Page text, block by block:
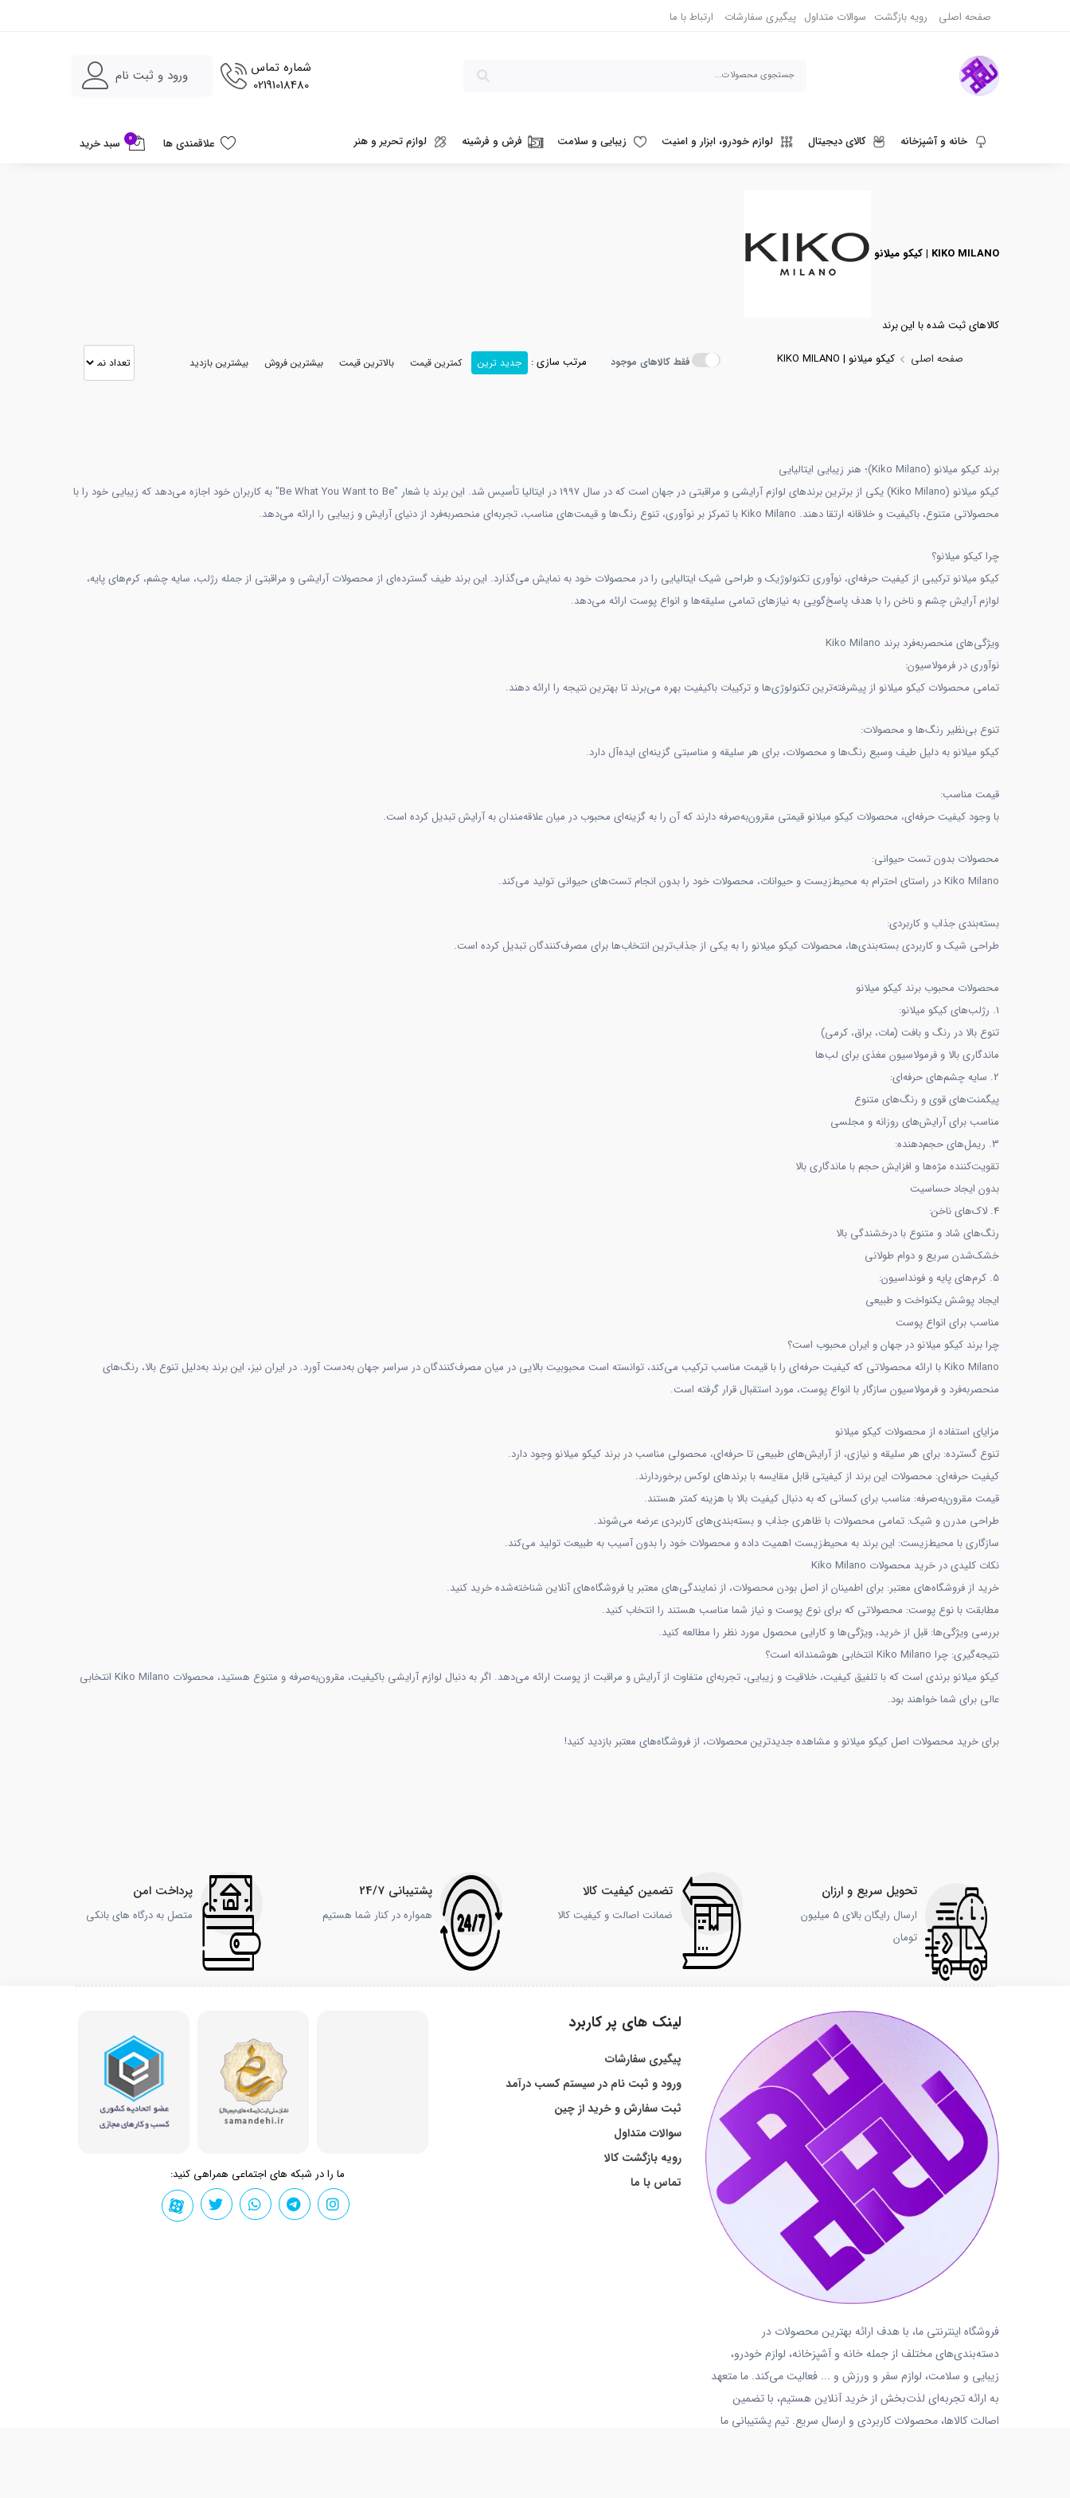
خرید بهترین محصولات برند کیکو میلانو | KIKO MILANO قیمت عالی صفحه اصلی رویه بازگشت سوالات متداول پیگیری سفارشات ارتباط با ما
شماره تماس
02191018480
ورود و ثبت نام
خانه و آشپزخانه کالای دیجیتال لوازم خودرو، ابزار و امنیت زیبایی و سلامت فرش و فرشینه لوازم تحریر و هنر علاقمندی ها 0 سبد خرید
کیکو میلانو | KIKO MILANO
کالاهای ثبت شده با این برند
صفحه اصلی
کیکو میلانو | KIKO MILANO فقط کالاهای موجود مرتب سازی : جدید ترین کمترین قیمت بالاترین قیمت بیشترین فروش بیشترین بازدید
برند کیکو میلانو (Kiko Milano)؛ هنر زیبایی ایتالیایی
کیکو میلانو (Kiko Milano) یکی از برترین برندهای لوازم آرایشی و مراقبتی در جهان است که در سال 1997 در ایتالیا تأسیس شد. این برند با شعار "Be What You Want to Be" به کاربران خود اجازه می‌دهد که زیبایی خود را با
محصولاتی متنوع، باکیفیت و خلاقانه ارتقا دهند. Kiko Milano با تمرکز بر نوآوری، تنوع رنگ‌ها و قیمت‌های مناسب، تجربه‌ای منحصر‌به‌فرد از دنیای آرایش و زیبایی را ارائه می‌دهد.
چرا کیکو میلانو؟
کیکو میلانو ترکیبی از کیفیت حرفه‌ای، نوآوری تکنولوژیک و طراحی شیک ایتالیایی را در محصولات خود به نمایش می‌گذارد. این برند طیف گسترده‌ای از محصولات آرایشی و مراقبتی از جمله رژلب، سایه چشم، کرم‌های پایه،
لوازم آرایش چشم و ناخن را با هدف پاسخ‌گویی به نیازهای تمامی سلیقه‌ها و انواع پوست ارائه می‌دهد.
ویژگی‌های منحصربه‌فرد برند Kiko Milano
نوآوری در فرمولاسیون:
تمامی محصولات کیکو میلانو از پیشرفته‌ترین تکنولوژی‌ها و ترکیبات باکیفیت بهره می‌برند تا بهترین نتیجه را ارائه دهند.
تنوع بی‌نظیر رنگ‌ها و محصولات:
کیکو میلانو به دلیل طیف وسیع رنگ‌ها و محصولات، برای هر سلیقه و مناسبتی گزینه‌ای ایده‌آل دارد.
قیمت مناسب:
با وجود کیفیت حرفه‌ای، محصولات کیکو میلانو قیمتی مقرون‌به‌صرفه دارند که آن را به گزینه‌ای محبوب در میان علاقه‌مندان به آرایش تبدیل کرده است.
محصولات بدون تست حیوانی:
Kiko Milano در راستای احترام به محیط‌زیست و حیوانات، محصولات خود را بدون انجام تست‌های حیوانی تولید می‌کند.
بسته‌بندی جذاب و کاربردی:
طراحی شیک و کاربردی بسته‌بندی‌ها، محصولات کیکو میلانو را به یکی از جذاب‌ترین انتخاب‌ها برای مصرف‌کنندگان تبدیل کرده است.
محصولات محبوب برند کیکو میلانو
1. رژلب‌های کیکو میلانو:
تنوع بالا در رنگ و بافت (مات، براق، کرمی)
ماندگاری بالا و فرمولاسیون مغذی برای لب‌ها
2. سایه چشم‌های حرفه‌ای:
پیگمنت‌های قوی و رنگ‌های متنوع
مناسب برای آرایش‌های روزانه و مجلسی
3. ریمل‌های حجم‌دهنده:
تقویت‌کننده مژه‌ها و افزایش حجم با ماندگاری بالا
بدون ایجاد حساسیت
4. لاک‌های ناخن:
رنگ‌های شاد و متنوع با درخشندگی بالا
خشک‌شدن سریع و دوام طولانی
5. کرم‌های پایه و فونداسیون:
ایجاد پوشش یکنواخت و طبیعی
مناسب برای انواع پوست
چرا برند کیکو میلانو در جهان و ایران محبوب است؟
Kiko Milano با ارائه محصولاتی که کیفیت حرفه‌ای را با قیمت مناسب ترکیب می‌کند، توانسته است محبوبیت بالایی در میان مصرف‌کنندگان در سراسر جهان به‌دست آورد. در ایران نیز، این برند به‌دلیل تنوع بالا، رنگ‌های
منحصربه‌فرد و فرمولاسیون سازگار با انواع پوست، مورد استقبال قرار گرفته است.
مزایای استفاده از محصولات کیکو میلانو
تنوع گسترده: برای هر سلیقه و نیازی، از آرایش‌های طبیعی تا حرفه‌ای، محصولی مناسب در برند کیکو میلانو وجود دارد.
کیفیت حرفه‌ای: محصولات این برند از کیفیتی قابل مقایسه با برندهای لوکس برخوردارند.
قیمت مقرون‌به‌صرفه: مناسب برای کسانی که به دنبال کیفیت بالا با هزینه کمتر هستند.
طراحی مدرن و شیک: تمامی محصولات با ظاهری جذاب و بسته‌بندی‌های کاربردی عرضه می‌شوند.
سازگاری با محیط‌زیست: این برند به محیط‌زیست اهمیت داده و محصولات خود را بدون آسیب به طبیعت تولید می‌کند.
نکات کلیدی در خرید محصولات Kiko Milano
خرید از فروشگاه‌های معتبر: برای اطمینان از اصل بودن محصولات، از نمایندگی‌های معتبر یا فروشگاه‌های آنلاین شناخته‌شده خرید کنید.
مطابقت با نوع پوست: محصولاتی که برای نوع پوست و نیاز شما مناسب هستند را انتخاب کنید.
بررسی ویژگی‌ها: قبل از خرید، ویژگی‌ها و کارایی محصول مورد نظر را مطالعه کنید.
نتیجه‌گیری: چرا Kiko Milano انتخابی هوشمندانه است؟
کیکو میلانو برندی است که با تلفیق کیفیت، خلاقیت و زیبایی، تجربه‌ای متفاوت از آرایش و مراقبت از پوست ارائه می‌دهد. اگر به دنبال لوازم آرایشی باکیفیت، مقرون‌به‌صرفه و متنوع هستید، محصولات Kiko Milano انتخابی
عالی برای شما خواهند بود.
برای خرید محصولات اصل کیکو میلانو و مشاهده جدیدترین محصولات، از فروشگاه‌های معتبر بازدید کنید!
تحویل سریع و ارزان
ارسال رایگان بالای 5 میلیون
تومان
تضمین کیفیت کالا
ضمانت اصالت و کیفیت کالا
پشتیبانی 24/7
همواره در کنار شما هستیم
پرداخت امن
متصل به درگاه های بانکی
فروشگاه اینترنتی ما، با هدف ارائه بهترین محصولات در
دسته‌بندی‌های مختلف از جمله خانه و آشپزخانه، لوازم خودرو،
زیبایی و سلامت، لوازم سفر و ورزش و ... فعالیت می‌کند. ما متعهد
به ارائه تجربه‌ای لذت‌بخش از خرید آنلاین هستیم، با تضمین
اصالت کالاها، محصولات کاربردی و ارسال سریع. تیم پشتیبانی ما
لینک های پر کاربرد
پیگیری سفارشات
ورود و ثبت نام در سیستم کسب درآمد
ثبت سفارش و خرید از چین
سوالات متداول
رویه بازگشت کالا
تماس با ما
ما را در شبکه های اجتماعی همراهی کنید: